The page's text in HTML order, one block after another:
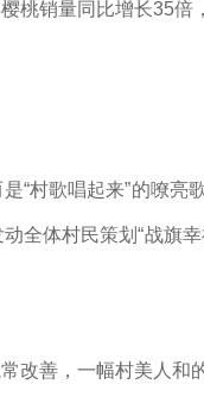
桃销量同比增长35倍
“村歌唱起来”的嘹亮
全体村民策划“战旗
改善，一幅村美人和